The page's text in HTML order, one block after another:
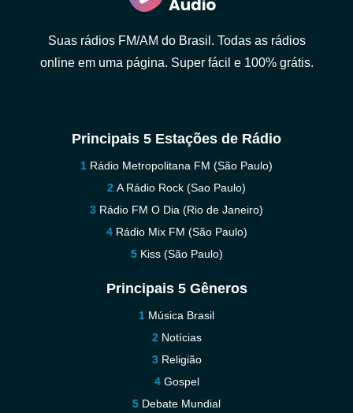
Suas rádios FM/AM do Brasil. Todas as rádios
online em uma página. Super fácil e 100% grátis.
Principais 5 Estações de Rádio
Rádio Metropolitana FM (São Paulo)
A Rádio Rock (Sao Paulo)
Rádio FM O Dia (Rio de Janeiro)
Rádio Mix FM (São Paulo)
Kiss (São Paulo)
Principais 5 Gêneros
Música Brasil
Notícias
Religião
Gospel
Debate Mundial